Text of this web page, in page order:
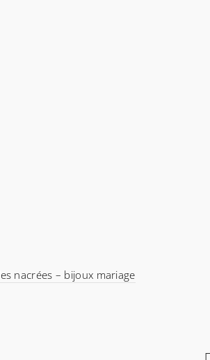
nacrées – bijoux mariage